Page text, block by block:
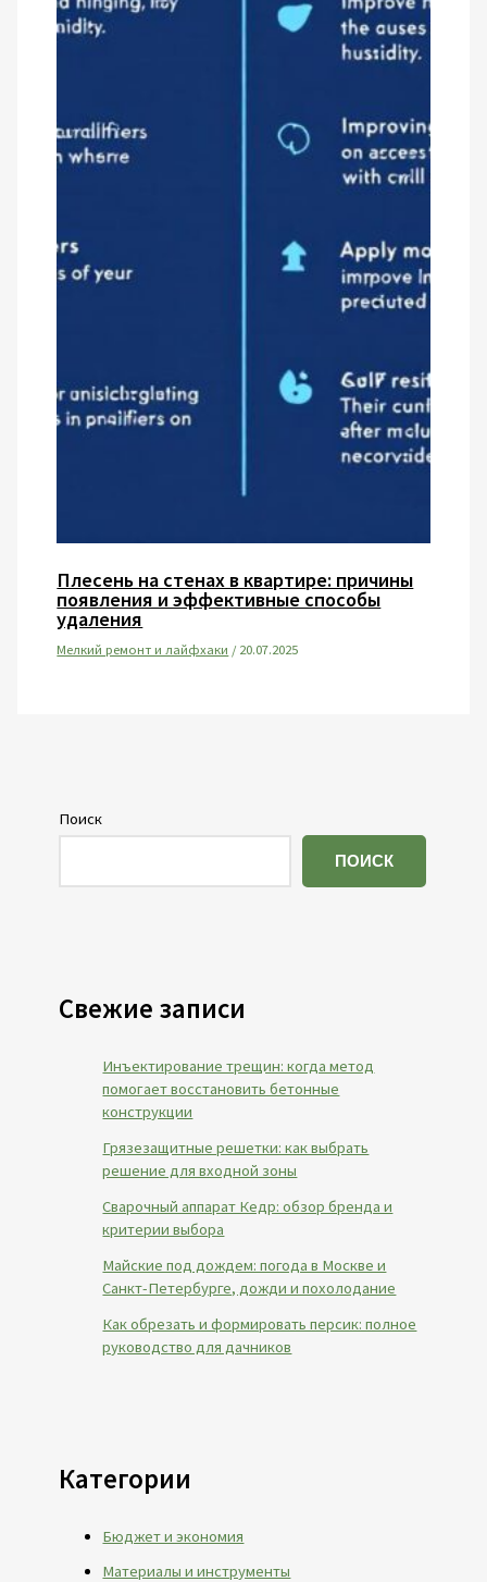
Плесень на стенах в квартире: причины
появления и эффективные способы
удаления
Мелкий ремонт и лайфхаки /20.07.2025
Поиск
ПОИСК
Свежие записи
Инъектирование трещин: когда метод
помогает восстановить бетонные
конструкции
Грязезащитные решетки: как выбрать
решение для входной зоны
Сварочный аппарат Кедр: обзор бренда и
критерии выбора
Майские под дождем: погода в Москве и
Санкт-Петербурге, дожди и похолодание
Как обрезать и формировать персик: полное
руководство для дачников
Категории
Бюджет и экономия
Материалы и инструменты